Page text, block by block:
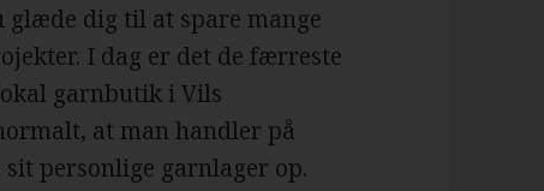
glæde dig til at spare mange
I dag er det de færreste
garnbutik i Vils
at man handler på
personlige garnlager op.